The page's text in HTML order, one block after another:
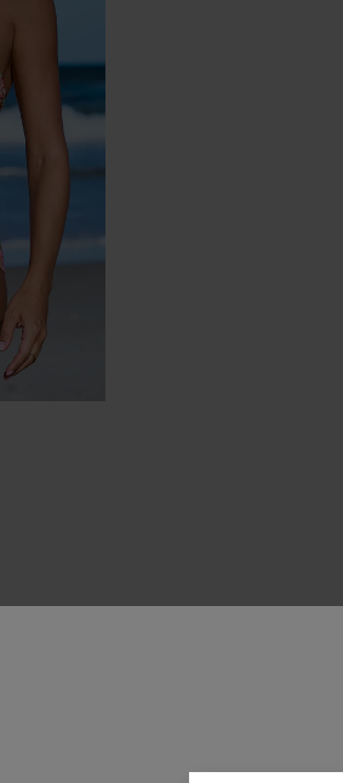
ENSEMBLE